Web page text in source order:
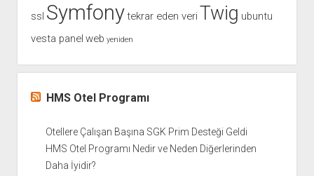
ssl Symfonytekrar eden veri Twig ubuntu
vesta panel web yeniden
HMS Otel Programı
Otellere Çalışan Başına SGK Prim Desteği Geldi
HMS Otel Programı Nedir ve Neden Diğerlerinden
Daha İyidir?